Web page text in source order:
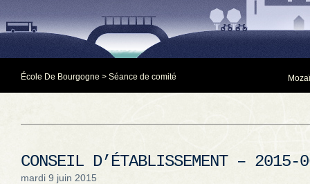
École De Bourgogne > Séance de comité
CONSEIL D’ÉTABLISSEMENT – 2015-
mardi 9 juin 2015